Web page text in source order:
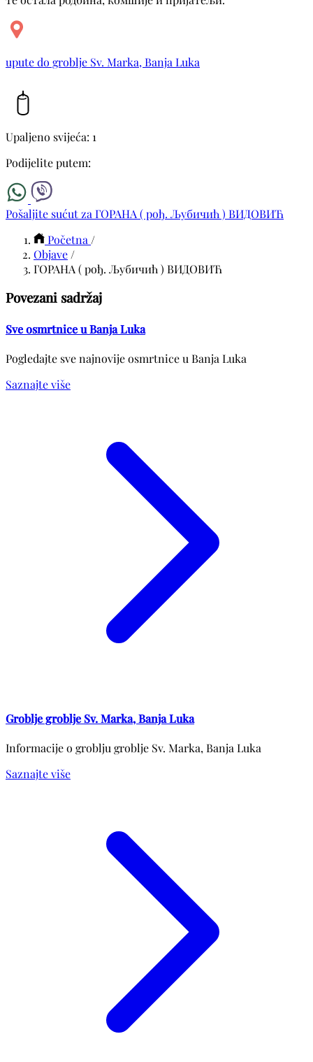
upute do groblje Sv. Marka, Banja Luka
Upaljeno svijeća: 1
Podijelite putem:
Pošaljite sućut za ГОРАНА ( рођ. Љубичић ) ВИДОВИЋ
Početna /
Objave /
ГОРАНА ( рођ. Љубичић ) ВИДОВИЋ
Povezani sadržaj
Sve osmrtnice u Banja Luka
Pogledajte sve najnovije osmrtnice u Banja Luka
Saznajte više
Groblje groblje Sv. Marka, Banja Luka
Informacije o groblju groblje Sv. Marka, Banja Luka
Saznajte više